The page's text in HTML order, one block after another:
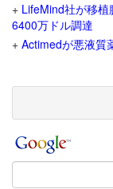
+ LifeMind社が移
6400万ドル調達
+ Actimedが悪液質